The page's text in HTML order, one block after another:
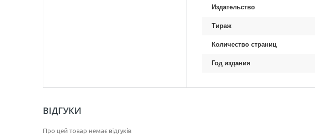
Издательство
Тираж
Количество страниц
Год издания
ВІДГУКИ
Про цей товар немає відгуків